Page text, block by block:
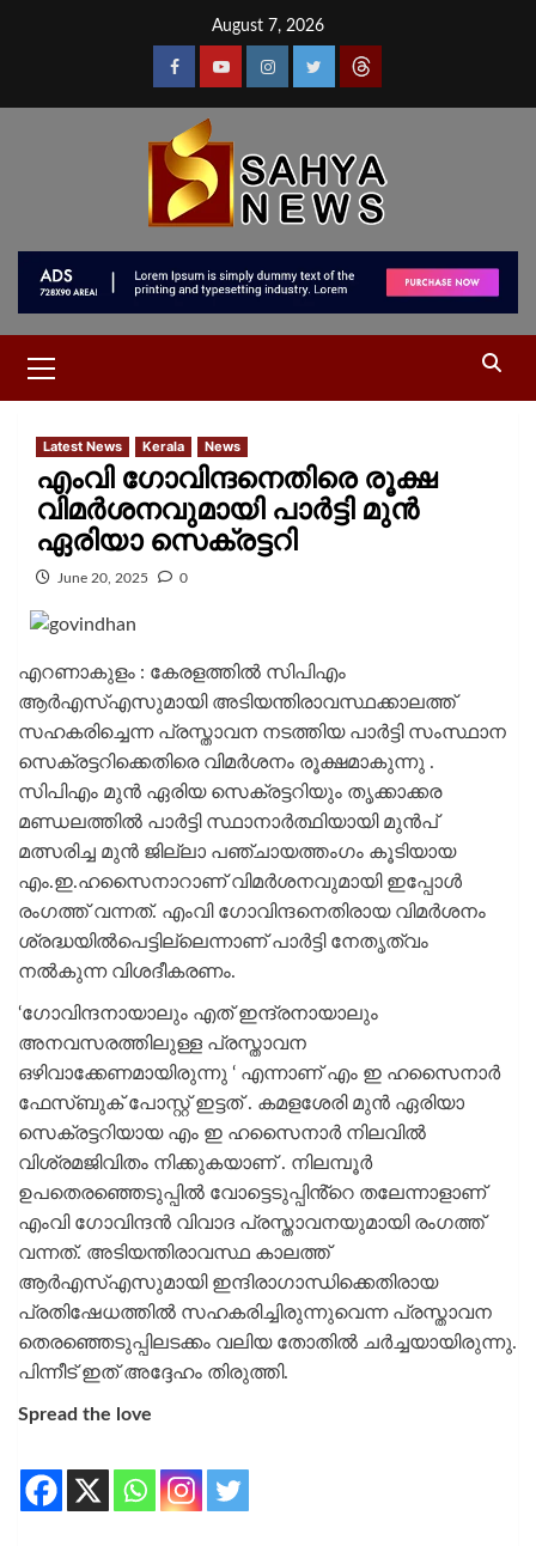
August 7, 2026
Latest News Kerala News
എംവി ഗോവിന്ദനെതിരെ രൂക്ഷ
വിമർശനവുമായി പാർട്ടി മുൻ
ഏരിയാ സെക്രട്ടറി
June 20, 2025 0
എറണാകുളം : കേരളത്തിൽ സിപിഎം
ആർഎസ്എസുമായി അടിയന്തിരാവസ്ഥക്കാലത്ത്
സഹകരിച്ചെന്ന പ്രസ്താവന നടത്തിയ പാർട്ടി സംസ്ഥാന
സെക്രട്ടറിക്കെതിരെ വിമർശനം രൂക്ഷമാകുന്നു .
സിപിഎം മുൻ ഏരിയ സെക്രട്ടറിയും തൃക്കാക്കര
മണ്ഡലത്തിൽ പാർട്ടി സ്ഥാനാർത്ഥിയായി മുൻപ്
മത്സരിച്ച മുൻ ജില്ലാ പഞ്ചായത്തംഗം കൂടിയായ
എം.ഇ.ഹസൈനാറാണ് വിമർശനവുമായി ഇപ്പോൾ
രംഗത്ത് വന്നത്. എംവി ഗോവിന്ദനെതിരായ വിമർശനം
ശ്രദ്ധയിൽപെട്ടില്ലെന്നാണ് പാർട്ടി നേതൃത്വം
നൽകുന്ന വിശദീകരണം.
‘ഗോവിന്ദനായാലും എത് ഇന്ദ്രനായാലും
അനവസരത്തിലുള്ള പ്രസ്താവന
ഒഴിവാക്കേണമായിരുന്നു ‘ എന്നാണ് എം ഇ ഹസൈനാർ
ഫേസ്ബുക് പോസ്റ്റ് ഇട്ടത് . കമളശേരി മുൻ ഏരിയാ
സെക്രട്ടറിയായ എം ഇ ഹസൈനാർ നിലവിൽ
വിശ്രമജിവിതം നിക്കുകയാണ് . നിലമ്പൂർ
ഉപതെരഞ്ഞെടുപ്പിൽ വോട്ടെടുപ്പിൻ്റെ തലേന്നാളാണ്
എംവി ഗോവിന്ദൻ വിവാദ പ്രസ്താവനയുമായി രംഗത്ത്
വന്നത്. അടിയന്തിരാവസ്ഥ കാലത്ത്
ആർഎസ്എസുമായി ഇന്ദിരാഗാന്ധിക്കെതിരായ
പ്രതിഷേധത്തിൽ സഹകരിച്ചിരുന്നുവെന്ന പ്രസ്താവന
തെരഞ്ഞെടുപ്പിലടക്കം വലിയ തോതിൽ ചർച്ചയായിരുന്നു.
പിന്നീട് ഇത് അദ്ദേഹം തിരുത്തി.
Spread the love